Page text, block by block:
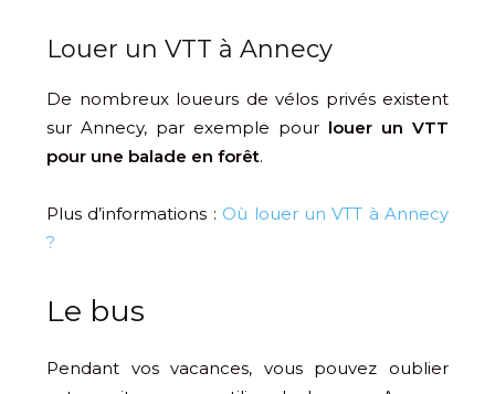
Louer un VTT à Annecy
De nombreux loueurs de vélos privés existent
sur Annecy, par exemple pour louer un VTT
pour une balade en forêt.
Plus d’informations : Où louer un VTT à Annecy
?
Le bus
Pendant vos vacances, vous pouvez oublier